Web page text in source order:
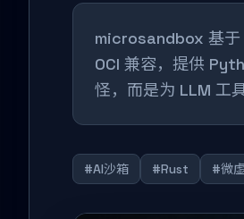
microsandbox 基于
OCI 兼容，提供
怪，而是为 LLM 工
#AI沙箱 #Rust #微